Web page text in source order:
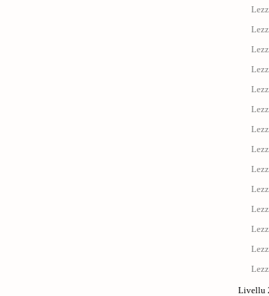
Livellu